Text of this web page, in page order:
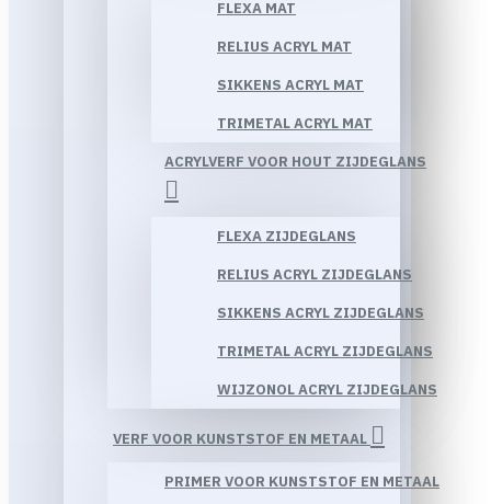
FLEXA MAT
RELIUS ACRYL MAT
SIKKENS ACRYL MAT
TRIMETAL ACRYL MAT
ACRYLVERF VOOR HOUT ZIJDEGLANS
FLEXA ZIJDEGLANS
RELIUS ACRYL ZIJDEGLANS
SIKKENS ACRYL ZIJDEGLANS
TRIMETAL ACRYL ZIJDEGLANS
WIJZONOL ACRYL ZIJDEGLANS
VERF VOOR KUNSTSTOF EN METAAL
PRIMER VOOR KUNSTSTOF EN METAAL